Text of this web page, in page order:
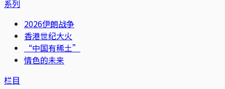
系列
2026伊朗战争
香港世纪大火
“中国有稀土”
情色的未来
栏目